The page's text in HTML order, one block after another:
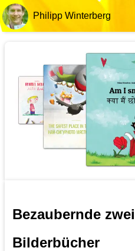
Philipp Winterberg
Bezaubernde
Bilderbücher